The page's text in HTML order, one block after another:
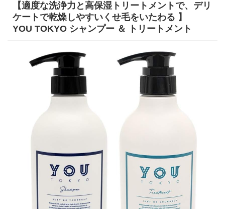
【適度な洗浄力と高保湿トリートメントで、デリ
ケートで乾燥しやすいくせ毛をいたわる 】
YOU TOKYO シャンプー ＆ トリートメント